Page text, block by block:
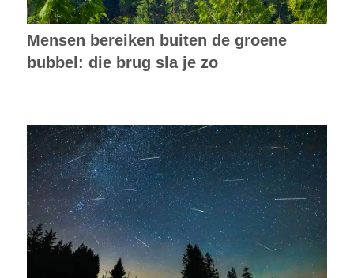
Mensen bereiken buiten de groene
bubbel: die brug sla je zo